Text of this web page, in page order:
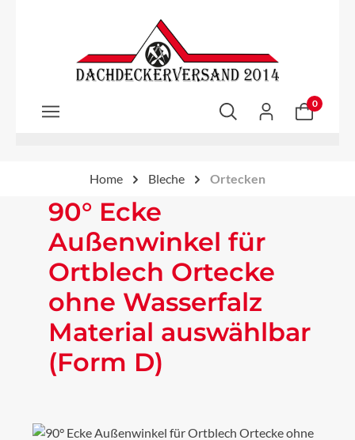
Zum Hauptinhalt springen
0
Home Bleche Ortecken
90° Ecke
Außenwinkel für
Ortblech Ortecke
ohne Wasserfalz
Material auswählbar
(Form D)
Bildergalerie überspringen